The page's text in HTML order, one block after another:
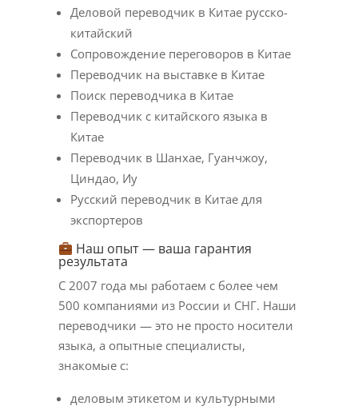
Деловой переводчик в Китае русско-
китайский
Сопровождение переговоров в Китае
Переводчик на выставке в Китае
Поиск переводчика в Китае
Переводчик с китайского языка в
Китае
Переводчик в Шанхае, Гуанчжоу,
Циндао, Иу
Русский переводчик в Китае для
экспортеров
Наш опыт — ваша гарантия
результата
С 2007 года мы работаем с более чем
500 компаниями из России и СНГ. Наши
переводчики — это не просто носители
языка, а опытные специалисты,
знакомые с:
деловым этикетом и культурными